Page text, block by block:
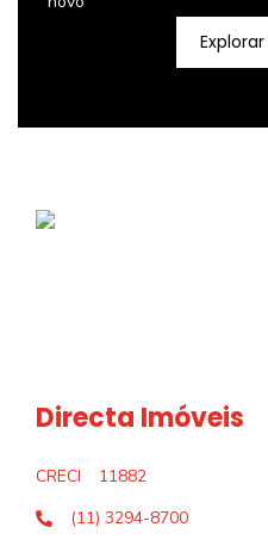
Directa Imóveis
CRECI
11882
(11) 3294-8700